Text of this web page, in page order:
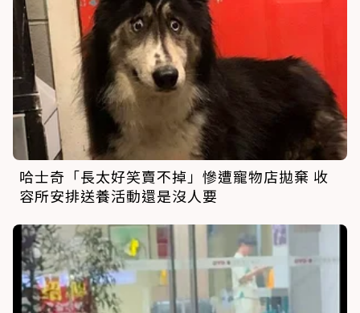
哈士奇「長太好笑賣不掉」慘遭寵物店拋棄 收
容所安排送養活動還是沒人要